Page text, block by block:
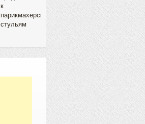
к
парикмахерским
стульям